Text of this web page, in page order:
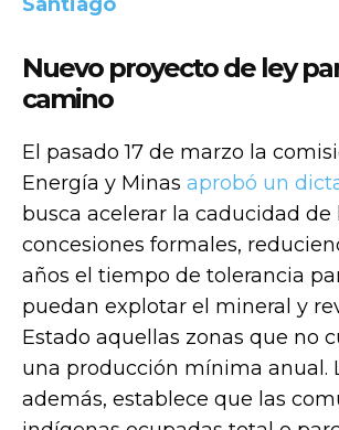
Nuevo proyecto de ley
camino
El pasado 17 de marzo la
Energía y Minas aprobó un
busca acelerar la caducidad de
concesiones formales,
años el tiempo de tolerancia
puedan explotar el mineral y
Estado aquellas zonas que no
una producción mínima anual.
además, establece que las